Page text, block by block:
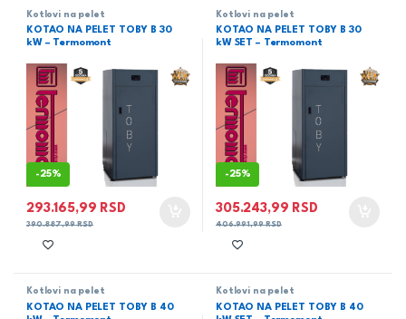
Kotlovi na pelet
KOTAO NA PELET TOBY B 30
kW – Termomont
-25%
293.165,99 RSD
390.887,99RSD
Kotlovi na pelet
KOTAO NA PELET TOBY B 30
kW SET – Termomont
-25%
305.243,99 RSD
406.991,99RSD
Kotlovi na pelet
KOTAO NA PELET TOBY B 40
Kotlovi na pelet
KOTAO NA PELET TOBY B 40